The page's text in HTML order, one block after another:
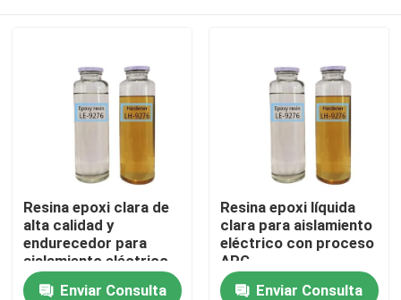
En casa
Productos
Resina epoxi clara de
alta calidad y
endurecedor para
aislamiento eléctrico
Enviar Consulta
Resina epoxi líquida
clara para aislamiento
eléctrico con proceso
APG
Enviar Consulta